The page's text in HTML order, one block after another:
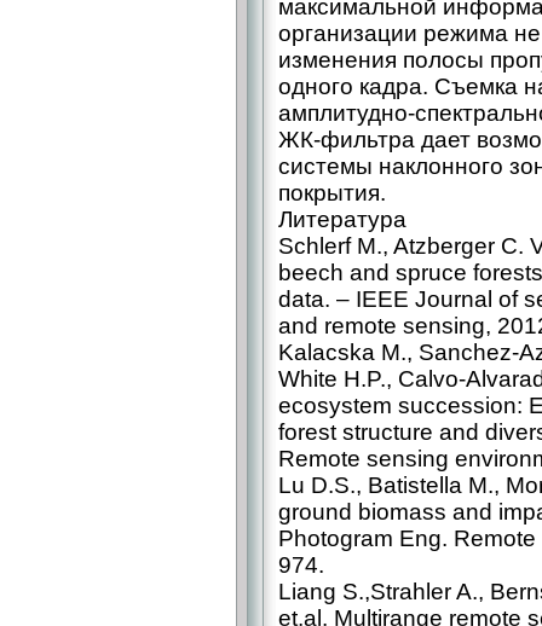
максимальной
организации режима
изменения полосы
одного кадра. Съемка
амплитудно-
ЖК-фильтра дает
системы наклонного
покрытия.
Литература
Schlerf M., Atzberger C.
beech and spruce
data. – IEEE Journal of
and remote sensing,
Kalacska M., Sanchez-
White H.P., Calvo-
ecosystem succession:
forest structure and
Remote sensing
Lu D.S., Batistella M.,
ground biomass and
Photogram Eng.
974.
Liang S.,Strahler A.,
et.al. Multirange remote